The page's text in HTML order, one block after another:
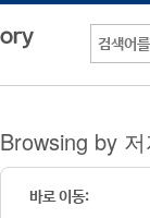
Browsing by
바로 이동: